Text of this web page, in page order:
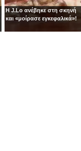
Η J.Lo ανέβηκε στη σκηνή
και «μοίρασε εγκεφαλικά»!